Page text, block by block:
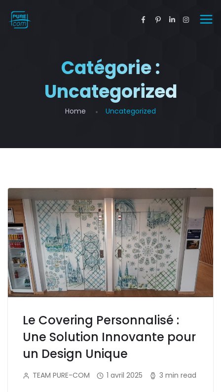
Catégorie :
Uncategorized
Home Uncategorized
Le Covering Personnalisé :
Une Solution Innovante pour
un Design Unique
TEAM PURE-COM 1 avril 2025 3 min read